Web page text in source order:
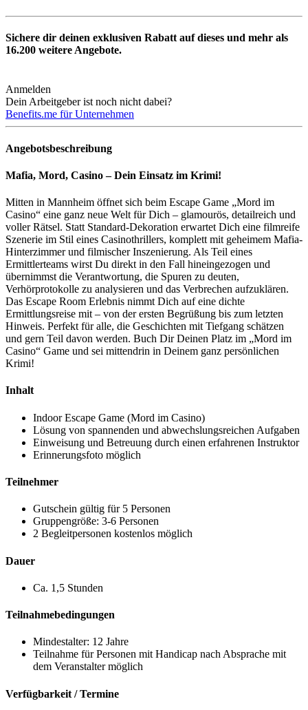
Sichere dir deinen exklusiven Rabatt auf dieses und mehr als
16.200 weitere Angebote.
Anmelden
Dein Arbeitgeber ist noch nicht dabei?
Benefits.me für Unternehmen
Angebotsbeschreibung
Mafia, Mord, Casino – Dein Einsatz im Krimi!
Mitten in Mannheim öffnet sich beim Escape Game „Mord im
Casino“ eine ganz neue Welt für Dich – glamourös, detailreich und
voller Rätsel. Statt Standard-Dekoration erwartet Dich eine filmreife
Szenerie im Stil eines Casinothrillers, komplett mit geheimem Mafia-
Hinterzimmer und filmischer Inszenierung. Als Teil eines
Ermittlerteams wirst Du direkt in den Fall hineingezogen und
übernimmst die Verantwortung, die Spuren zu deuten,
Verhörprotokolle zu analysieren und das Verbrechen aufzuklären.
Das Escape Room Erlebnis nimmt Dich auf eine dichte
Ermittlungsreise mit – von der ersten Begrüßung bis zum letzten
Hinweis. Perfekt für alle, die Geschichten mit Tiefgang schätzen
und gern Teil davon werden. Buch Dir Deinen Platz im „Mord im
Casino“ Game und sei mittendrin in Deinem ganz persönlichen
Krimi!
Inhalt
Indoor Escape Game (Mord im Casino)
Lösung von spannenden und abwechslungsreichen Aufgaben
Einweisung und ​​Betreuung durch einen erfahrenen Instruktor
Erinnerungsfoto möglich
Teilnehmer
Gutschein gültig für 5 Personen
Gruppengröße: 3-6 Personen
2 Begleitpersonen kostenlos möglich
Dauer
Ca. 1,5 Stunden
Teilnahmebedingungen
Mindestalter: 12 Jahre
Teilnahme für Personen mit Handicap nach Absprache mit
dem Veranstalter möglich
Verfügbarkeit / Termine